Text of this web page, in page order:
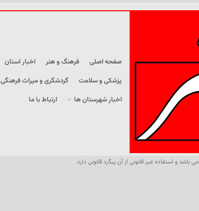
صفحه اصلی فرهنگ و هنر اخبار استان
پزشکی و سلامت
گردشگری و میراث فرهنگی
اخبار شهرستان ها
ارتباط با ما
می باشد و استفاده غیر قانونی از آن پیگرد قانونی دارد.